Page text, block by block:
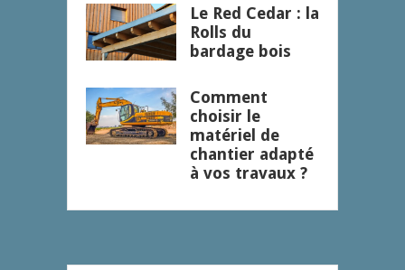
Le Red Cedar : la
Rolls du
bardage bois
Comment
choisir le
matériel de
chantier adapté
à vos travaux ?